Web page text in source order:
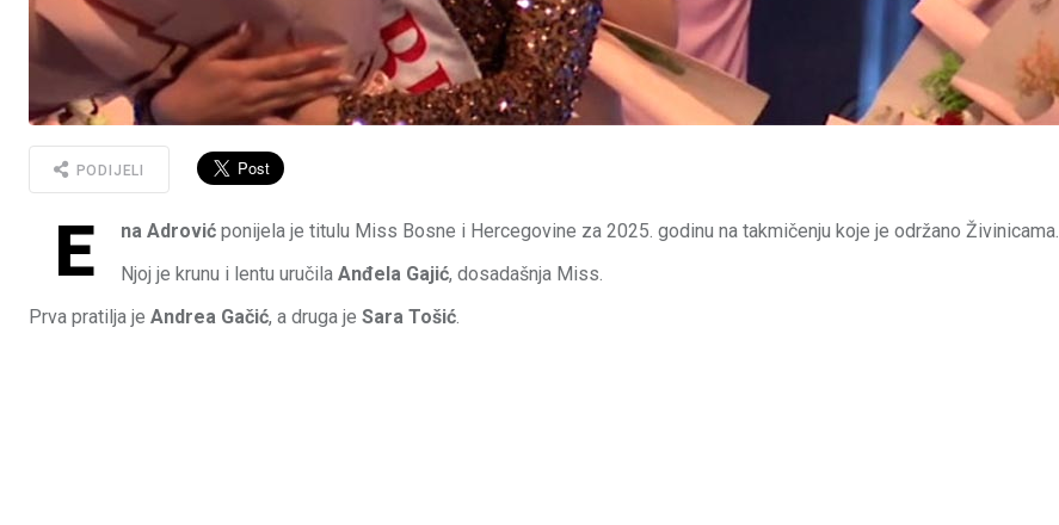
PODIJELI
E na Adrović ponijela je titulu Miss Bosne i Hercegovine za 2025. godinu na takmičenju koje je održano Živinicama.
Njoj je krunu i lentu uručila Anđela Gajić, dosadašnja Miss.
Prva pratilja je Andrea Gačić, a druga je Sara Tošić.